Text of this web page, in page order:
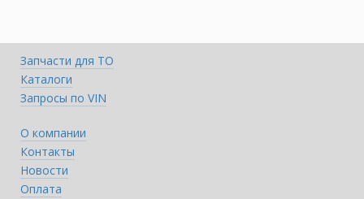
Запчасти для ТО
Каталоги
Запросы по VIN
О компании
Контакты
Новости
Оплата